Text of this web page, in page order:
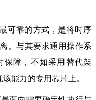
可靠的方式，是将时序
。与其要求通用操作系
保障，不如采用替代架
能力的专用芯片上。